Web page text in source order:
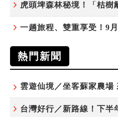
熱門新聞
雲遊仙境／坐客蘇家農場